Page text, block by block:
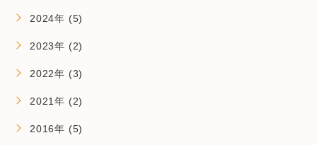
2024年 (5)
2023年 (2)
2022年 (3)
2021年 (2)
2016年 (5)